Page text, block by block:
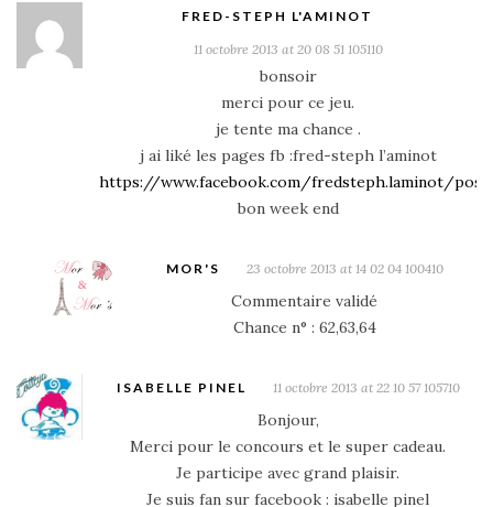
FRED-STEPH L'AMINOT
11 octobre 2013 at 20 08 51 105110
bonsoir
merci pour ce jeu.
je tente ma chance .
j ai liké les pages fb :fred-steph l’aminot
https://www.facebook.com/fredsteph.laminot/
bon week end
MOR'S 23 octobre 2013 at 14 02 04 100410
Commentaire validé
Chance n° : 62,63,64
ISABELLE PINEL 11 octobre 2013 at 22 10 57 105710
Bonjour,
Merci pour le concours et le super cadeau.
Je participe avec grand plaisir.
Je suis fan sur facebook : isabelle pinel